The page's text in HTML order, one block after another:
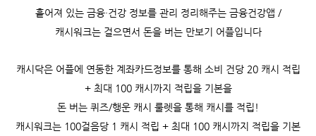
흩어져 있는 금융·건강 정보를 관리 정리해주는 금융건강앱 /
캐시워크는 걸으면서 돈을 버는 만보기 어플입니다
캐시닥은 어플에 연동한 계좌카드정보를 통해 소비 건당 20 캐시 적립
+ 최대 100 캐시까지 적립을 기본을
돈 버는 퀴즈/행운 캐시 룰렛을 통해 캐시를 적립!
캐시워크는 100걸음당 1 캐시 적립 + 최대 100 캐시까지 적립을 기본